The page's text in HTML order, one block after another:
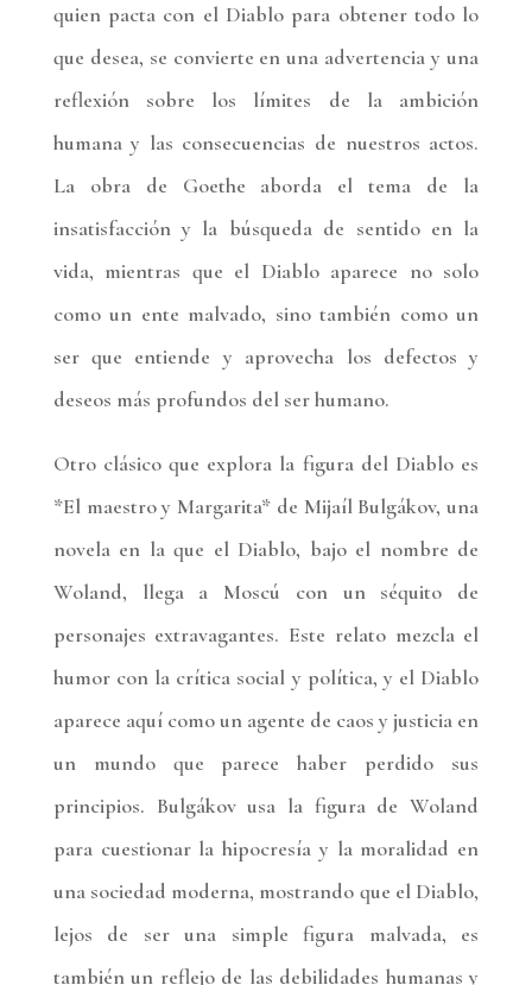
quien pacta con el Diablo para obtener todo lo
que desea, se convierte en una advertencia y una
reflexión sobre los límites de la ambición
humana y las consecuencias de nuestros actos.
La obra de Goethe aborda el tema de la
insatisfacción y la búsqueda de sentido en la
vida, mientras que el Diablo aparece no solo
como un ente malvado, sino también como un
ser que entiende y aprovecha los defectos y
deseos más profundos del ser humano.
Otro clásico que explora la figura del Diablo es
*El maestro y Margarita* de Mijaíl Bulgákov, una
novela en la que el Diablo, bajo el nombre de
Woland, llega a Moscú con un séquito de
personajes extravagantes. Este relato mezcla el
humor con la crítica social y política, y el Diablo
aparece aquí como un agente de caos y justicia en
un mundo que parece haber perdido sus
principios. Bulgákov usa la figura de Woland
para cuestionar la hipocresía y la moralidad en
una sociedad moderna, mostrando que el Diablo,
lejos de ser una simple figura malvada, es
también un reflejo de las debilidades humanas y